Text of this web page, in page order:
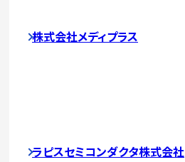
株式会社メディプラス
ラピスセミコンダクタ株式会社